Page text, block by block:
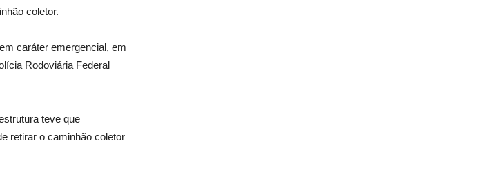
coletor.
caráter emergencial, em
Rodoviária Federal
teve que
retirar o caminhão coletor